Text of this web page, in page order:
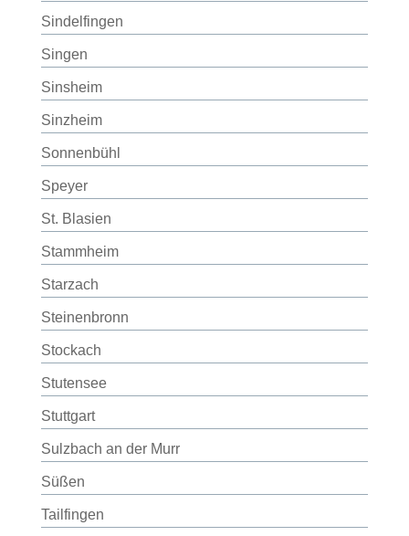
Sindelfingen
Singen
Sinsheim
Sinzheim
Sonnenbühl
Speyer
St. Blasien
Stammheim
Starzach
Steinenbronn
Stockach
Stutensee
Stuttgart
Sulzbach an der Murr
Süßen
Tailfingen